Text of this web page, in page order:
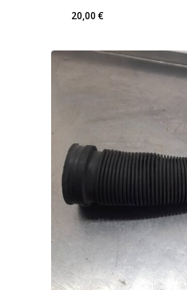
20,00€